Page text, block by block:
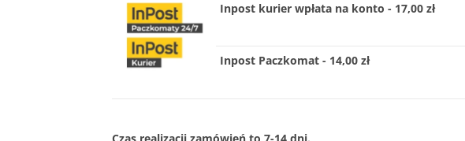
Inpost kurier wpłata na konto - 17,00 zł
Inpost Paczkomat - 14,00 zł